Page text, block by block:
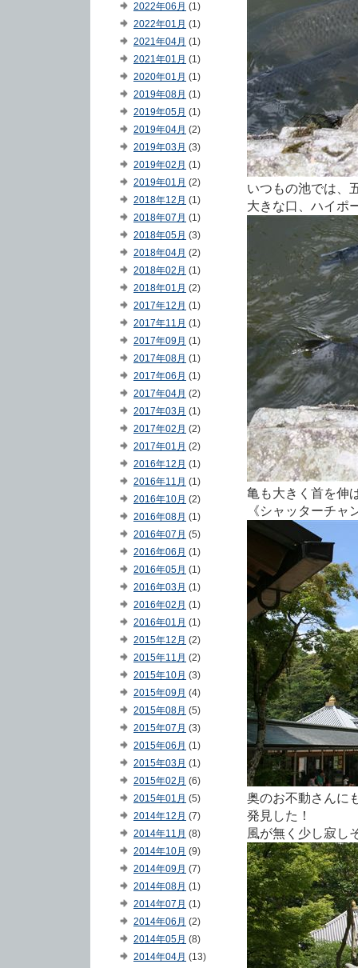
いつもの池では、
大きな口、ハイポ
亀も大きく首を伸
《シャッターチャ
奥のお不動さんに
発見した！
風が無く少し寂し
2022年06月 (1)
2022年01月 (1)
2021年04月 (1)
2021年01月 (1)
2020年01月 (1)
2019年08月 (1)
2019年05月 (1)
2019年04月 (2)
2019年03月 (3)
2019年02月 (1)
2019年01月 (2)
2018年12月 (1)
2018年07月 (1)
2018年05月 (3)
2018年04月 (2)
2018年02月 (1)
2018年01月 (2)
2017年12月 (1)
2017年11月 (1)
2017年09月 (1)
2017年08月 (1)
2017年06月 (1)
2017年04月 (2)
2017年03月 (1)
2017年02月 (2)
2017年01月 (2)
2016年12月 (1)
2016年11月 (1)
2016年10月 (2)
2016年08月 (1)
2016年07月 (5)
2016年06月 (1)
2016年05月 (1)
2016年03月 (1)
2016年02月 (1)
2016年01月 (1)
2015年12月 (2)
2015年11月 (2)
2015年10月 (3)
2015年09月 (4)
2015年08月 (5)
2015年07月 (3)
2015年06月 (1)
2015年03月 (1)
2015年02月 (6)
2015年01月 (5)
2014年12月 (7)
2014年11月 (8)
2014年10月 (9)
2014年09月 (7)
2014年08月 (1)
2014年07月 (1)
2014年06月 (2)
2014年05月 (8)
2014年04月 (13)